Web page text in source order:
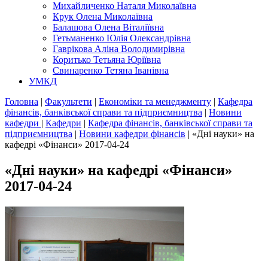
Михайличенко Наталя Миколаївна
Крук Олена Миколаївна
Балашова Олена Віталіївна
Гетьманенко Юлія Олександрівна
Гаврікова Аліна Володимирівна
Коритько Тетьяна Юріївна
Свинаренко Тетяна Іванівна
УМКД
Головна | Факультети | Економіки та менеджменту | Кафедра
фінансів, банківської справи та підприємництва | Новини
кафедри | Кафедри | Кафедра фінансів, банківської справи та
підприємництва | Новини кафедри фінансів | «Дні науки» на
кафедрі «Фінанси» 2017-04-24
«Дні науки» на кафедрі «Фінанси»
2017-04-24